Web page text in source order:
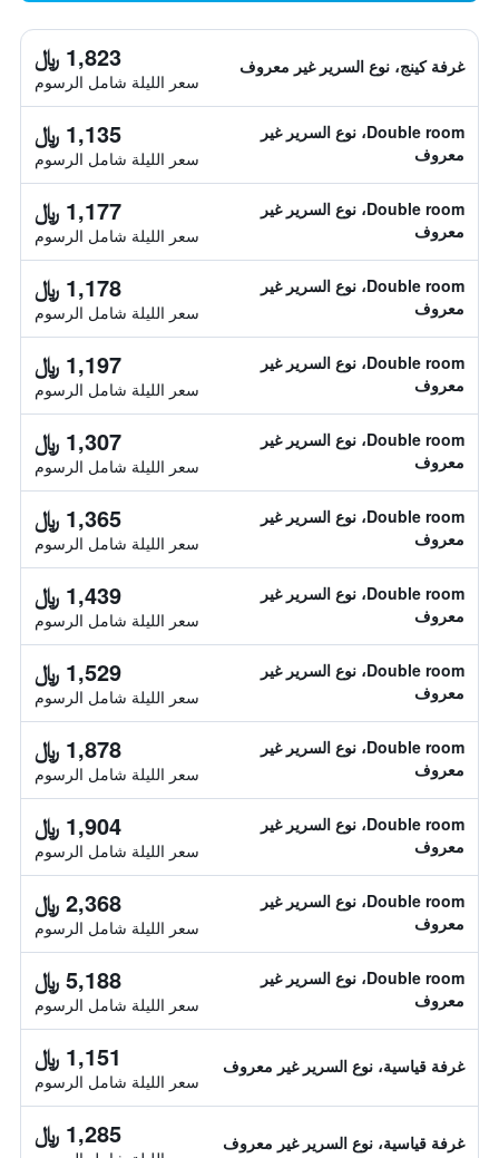
غرفة كينج، نوع السرير غير معروف 1,823 ﷼
سعر الليلة شامل الرسوم
Double room، نوع السرير غير
معروف
1,135 ﷼
سعر الليلة شامل الرسوم
Double room، نوع السرير غير
معروف
1,177 ﷼
سعر الليلة شامل الرسوم
Double room، نوع السرير غير
معروف
1,178 ﷼
سعر الليلة شامل الرسوم
Double room، نوع السرير غير
معروف
1,197 ﷼
سعر الليلة شامل الرسوم
Double room، نوع السرير غير
معروف
1,307 ﷼
سعر الليلة شامل الرسوم
Double room، نوع السرير غير
معروف
1,365 ﷼
سعر الليلة شامل الرسوم
Double room، نوع السرير غير
معروف
1,439 ﷼
سعر الليلة شامل الرسوم
Double room، نوع السرير غير
معروف
1,529 ﷼
سعر الليلة شامل الرسوم
Double room، نوع السرير غير
معروف
1,878 ﷼
سعر الليلة شامل الرسوم
Double room، نوع السرير غير
معروف
1,904 ﷼
سعر الليلة شامل الرسوم
Double room، نوع السرير غير
معروف
2,368 ﷼
سعر الليلة شامل الرسوم
Double room، نوع السرير غير
معروف
5,188 ﷼
سعر الليلة شامل الرسوم
غرفة قياسية، نوع السرير غير معروف 1,151 ﷼
سعر الليلة شامل الرسوم
غرفة قياسية، نوع السرير غير معروف 1,285 ﷼